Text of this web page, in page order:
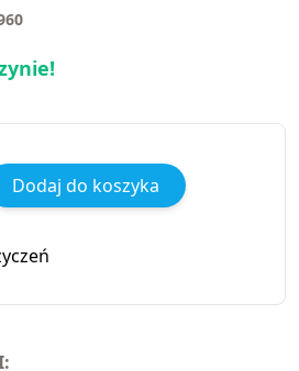
Dodaj do koszyka